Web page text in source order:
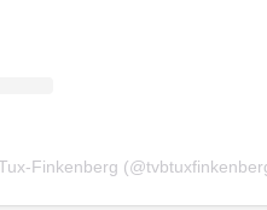
Finkenberg